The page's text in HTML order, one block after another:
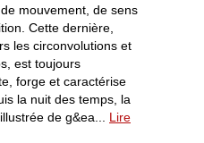
mouvement, de sens
Cette dernière,
les circonvolutions et
est toujours
forge et caractérise
la nuit des temps, la
de g&ea... Lire